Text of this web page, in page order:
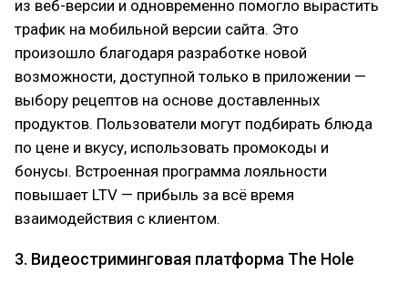
из веб-версии и одновременно помогло вырастить
трафик на мобильной версии сайта. Это
произошло благодаря разработке новой
возможности, доступной только в приложении —
выбору рецептов на основе доставленных
продуктов. Пользователи могут подбирать блюда
по цене и вкусу, использовать промокоды и
бонусы. Встроенная программа лояльности
повышает LTV — прибыль за всё время
взаимодействия с клиентом.
3. Видеостриминговая платформа The Hole